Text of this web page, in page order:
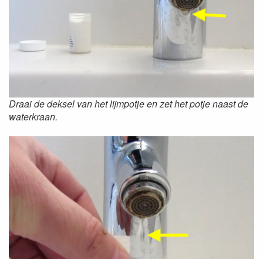
Draai de deksel van het lijmpotje en zet het potje naast de
waterkraan.